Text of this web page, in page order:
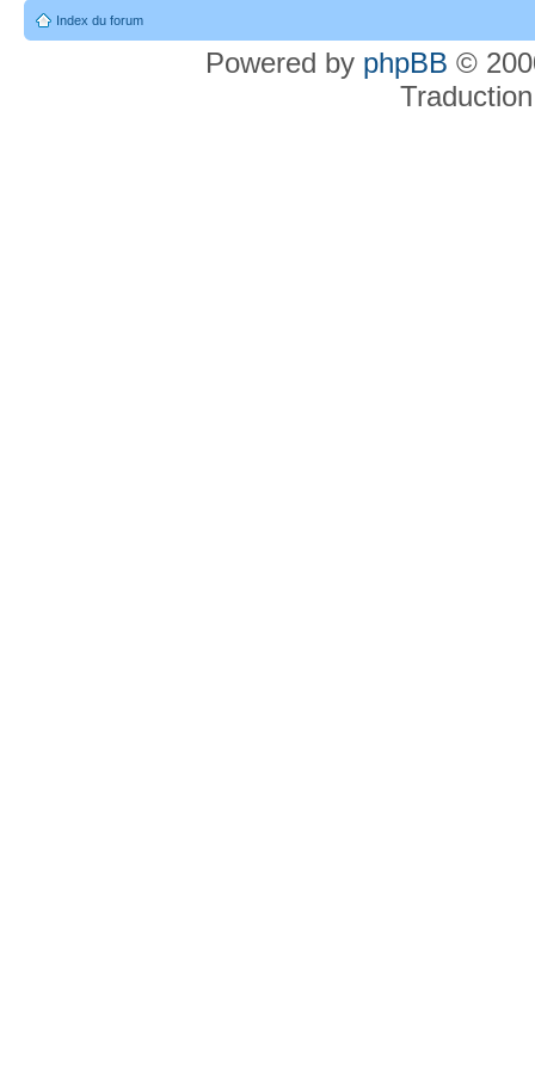
Index du forum
Powered by phpBB ©